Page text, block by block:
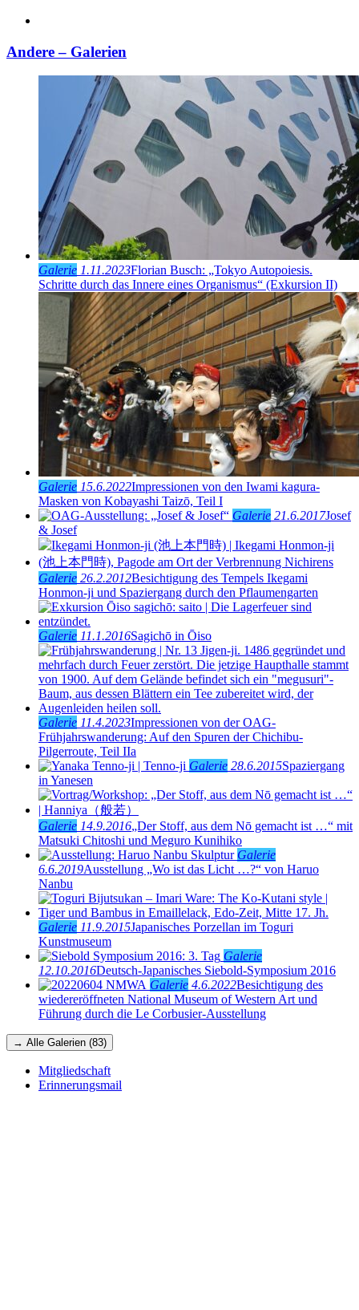
Andere – Galerien
Galerie 1.11.2023Florian Busch: „Tokyo Autopoiesis.
Schritte durch das Innere eines Organismus“ (Exkursion II)
Galerie 15.6.2022Impressionen von den Iwami kagura-
Masken von Kobayashi Taizō, Teil I
Galerie 21.6.2017Josef
& Josef
Galerie 26.2.2012Besichtigung des Tempels Ikegami
Honmon-ji und Spaziergang durch den Pflaumengarten
Galerie 11.1.2016Sagichō in Ōiso
Galerie 11.4.2023Impressionen von der OAG-
Frühjahrswanderung: Auf den Spuren der Chichibu-
Pilgerroute, Teil IIa
Galerie 28.6.2015Spaziergang
in Yanesen
Galerie 14.9.2016„Der Stoff, aus dem Nō gemacht ist …“ mit
Matsuki Chitoshi und Meguro Kunihiko
Galerie
6.6.2019Ausstellung „Wo ist das Licht …?“ von Haruo
Nanbu
Galerie 11.9.2015Japanisches Porzellan im Toguri
Kunstmuseum
Galerie
12.10.2016Deutsch-Japanisches Siebold-Symposium 2016
Galerie 4.6.2022Besichtigung des
wiedereröffneten National Museum of Western Art und
Führung durch die Le Corbusier-Ausstellung
→ Alle Galerien (83)
Mitgliedschaft
Erinnerungsmail